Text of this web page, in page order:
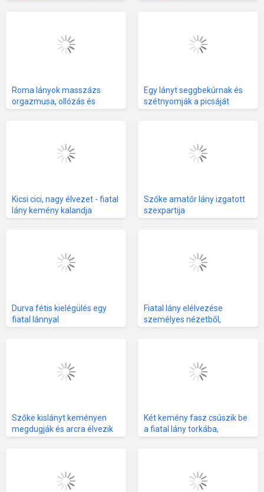
Roma lányok masszázs
orgazmusa, ollózás és
Egy lányt seggbekúrnak és
szétnyomják a picsáját
Kicsi cici, nagy élvezet - fiatal
lány kemény kalandja
Szőke amatőr lány izgatott
szexpartija
Durva fétis kielégülés egy
fiatal lánnyal
Fiatal lány elélvezése
személyes nézetből,
Szőke kislányt keményen
megdugják és arcra élvezik
Két kemény fasz csúszik be
a fiatal lány torkába,
mélytorkozás és elélvezés